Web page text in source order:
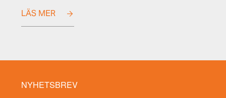
LÄS MER
NYHETSBREV